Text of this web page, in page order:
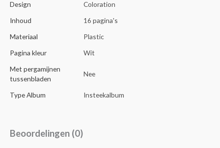
Design
Coloration
Inhoud
16 pagina's
Materiaal
Plastic
Pagina kleur
Wit
Met pergamijnen
tussenbladen
Nee
Type Album Insteekalbum
Beoordelingen (0)